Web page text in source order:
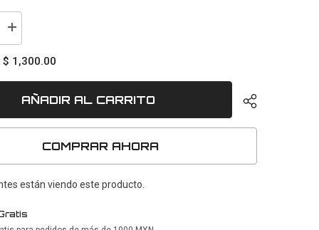
aumentar
la
para
$ 1,300.00
AÑADIR AL CARRITO
COMPRAR AHORA
están viendo este producto.